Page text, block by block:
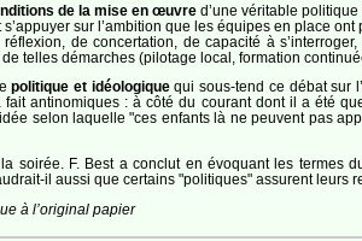
de la mise en œuvred’une véritable politique
sur l’ambition que les équipes en place ont
de concertation, de capacité à
telles démarches (pilotage local, formation
politique et idéologiquequi sous-tend ce débat sur
antinomiques : à côté du courant dont il a été
selon laquelle "ces enfants là ne peuvent pas
soirée. F. Best a conclut en évoquant les termes
il aussi que certains "politiques" assurent leurs
à l’original papier